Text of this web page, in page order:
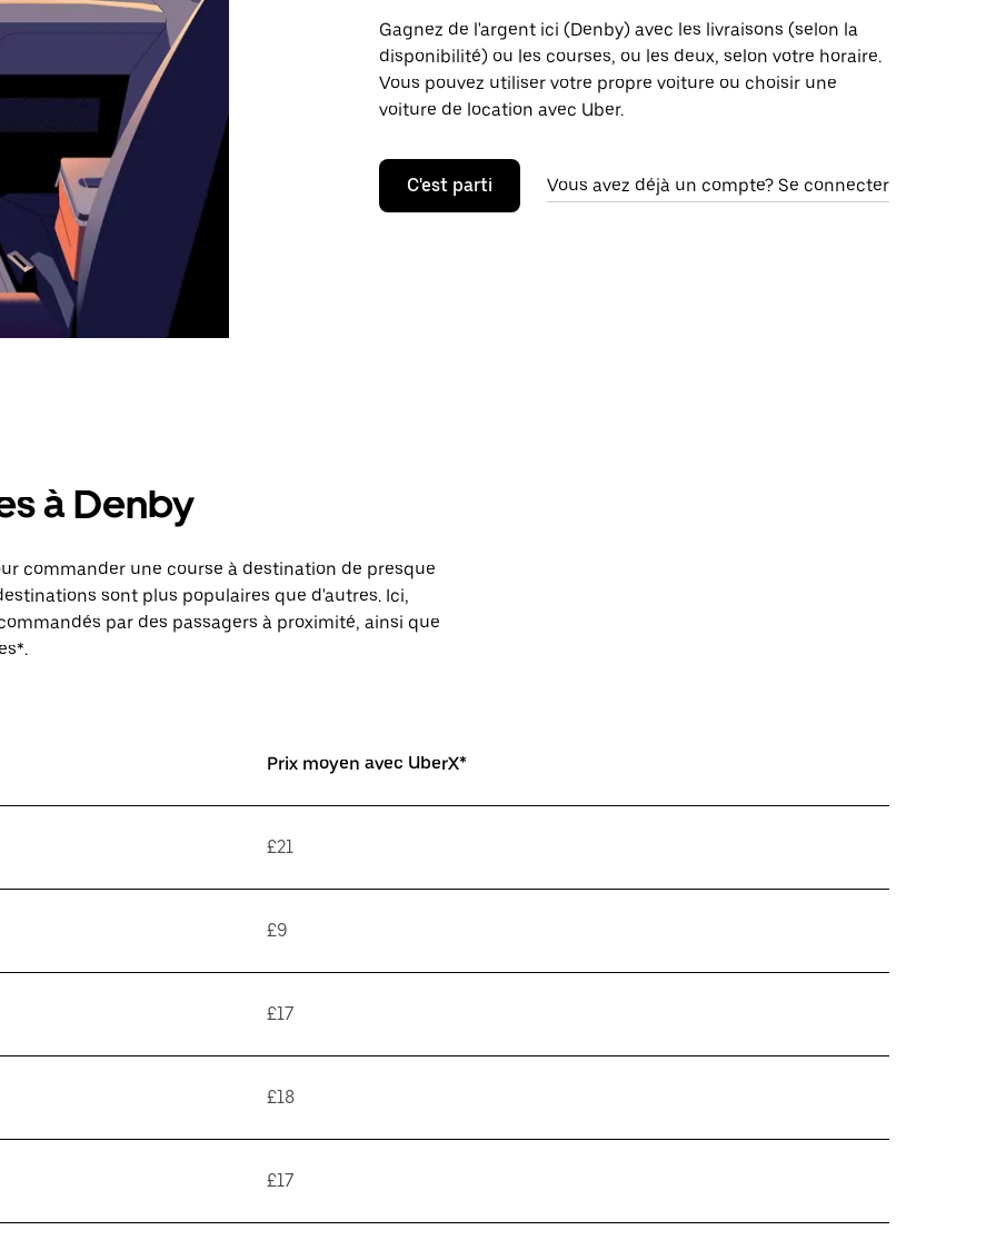
Gagnez de l'argent ici (Denby) avec les livraisons (selon la
disponibilité) ou les courses, ou les deux, selon votre horaire.
Vous pouvez utiliser votre propre voiture ou choisir une
voiture de location avec Uber.
C'est parti Vous avez déjà un compte? Se connecter
à Denby
commander une course à destination de presque
sont plus populaires que d'autres. Ici,
par des passagers à proximité, ainsi que
Prix moyen avec UberX*
£21
£9
£17
£18
£17